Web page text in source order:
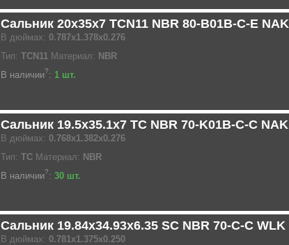
Сальник 20x35x7 TCN11 NBR 80-B01B-C-E NAK
В дюймах: 0.787x1.378x0.276
Тип: TCN11 Материал: NBR
В наличии?: 1 шт.
Сальник 19.5x35.1x7 TC NBR 70-K01B-C-C NAK
В дюймах: 0.768x1.382x0.276
Тип: TC Материал: NBR
В наличии?: 30 шт.
Сальник 19.84x34.93x6.35 SC NBR 70-C-C WLK
В дюймах: 0.781x1.375x0.250